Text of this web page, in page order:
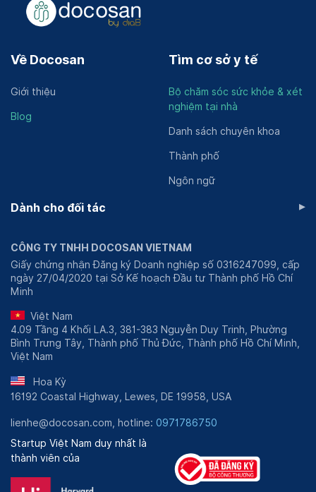
Về Docosan
Giới thiệu
Blog
Tìm cơ sở y tế
Bộ chăm sóc sức khỏe & xét
nghiệm tại nhà
Danh sách chuyên khoa
Thành phố
Ngôn ngữ
Dành cho đối tác ▸
CÔNG TY TNHH DOCOSAN VIETNAM
Giấy chứng nhận Đăng ký Doanh nghiệp số 0316247099, cấp
ngày 27/04/2020 tại Sở Kế hoạch Đầu tư Thành phố Hồ Chí
Minh
Việt Nam
4.09 Tầng 4 Khối LA.3, 381-383 Nguyễn Duy Trinh, Phường
Bình Trưng Tây, Thành phố Thủ Đức, Thành phố Hồ Chí Minh,
Việt Nam
Hoa Kỳ
16192 Coastal Highway, Lewes, DE 19958, USA
lienhe@docosan.com, hotline: 0971786750
Startup Việt Nam duy nhất là
thành viên của